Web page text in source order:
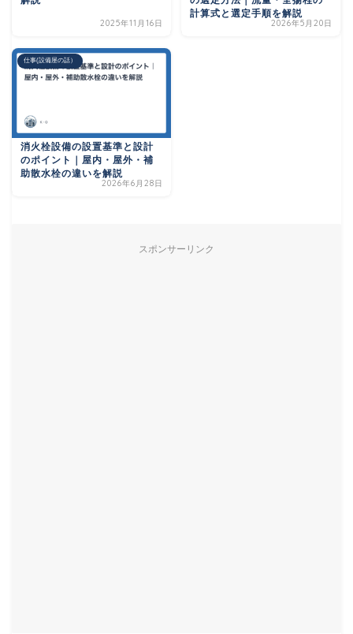
2025年11月16日
計算式と選定手順を解説
2026年5月20日
仕事(設備屋の話）
消火栓設備の設置基準と設計
のポイント｜屋内・屋外・補
助散水栓の違いを解説
2026年6月28日
スポンサーリンク